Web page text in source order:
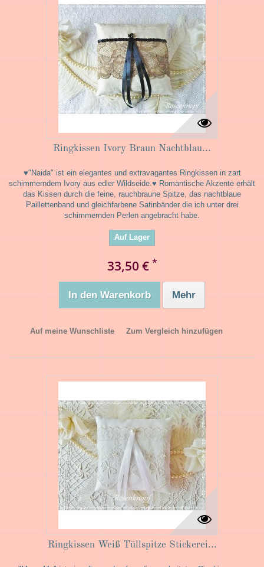
Ringkissen Ivory Braun Nachtblau...
♥"Naida" ist ein elegantes und extravagantes Ringkissen in zart
schimmerndem Ivory aus edler Wildseide.♥ Romantische Akzente erhält
das Kissen durch die feine, rauchbraune Spitze, das nachtblaue
Paillettenband und gleichfarbene Satinbänder die ich unter drei
schimmernden Perlen angebracht habe.
Auf Lager
33,50 € *
In den Warenkorb Mehr
Auf meine Wunschliste Zum Vergleich hinzufügen
Ringkissen Weiß Tüllspitze Stickerei...